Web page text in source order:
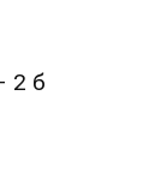
2 б